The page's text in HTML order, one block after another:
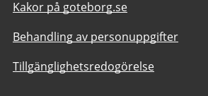
Kakor på goteborg.se
Behandling av personuppgifter
Tillgänglighetsredogörelse